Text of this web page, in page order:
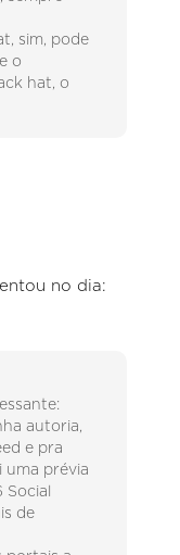
sim, pode
o
hat, o
no dia:
autoria,
e pra
uma prévia
de